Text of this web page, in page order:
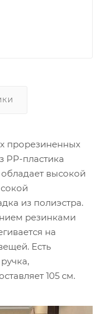
прорезиненных
PP-пластика
высокой
из полиэстра.
резинками
на
Есть
105 см.